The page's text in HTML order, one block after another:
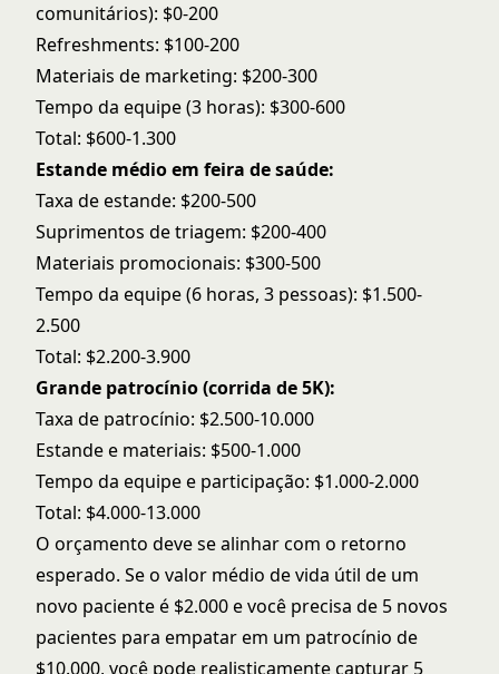
comunitários): $0-200
Refreshments: $100-200
Materiais de marketing: $200-300
Tempo da equipe (3 horas): $300-600
Total: $600-1.300
Estande médio em feira de saúde:
Taxa de estande: $200-500
Suprimentos de triagem: $200-400
Materiais promocionais: $300-500
Tempo da equipe (6 horas, 3 pessoas): $1.500-
2.500
Total: $2.200-3.900
Grande patrocínio (corrida de 5K):
Taxa de patrocínio: $2.500-10.000
Estande e materiais: $500-1.000
Tempo da equipe e participação: $1.000-2.000
Total: $4.000-13.000
O orçamento deve se alinhar com o retorno
esperado. Se o valor médio de vida útil de um
novo paciente é $2.000 e você precisa de 5 novos
pacientes para empatar em um patrocínio de
$10.000, você pode realisticamente capturar 5